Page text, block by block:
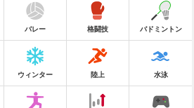
バレー 格闘技 バドミントン
ウィンター 陸上 水泳